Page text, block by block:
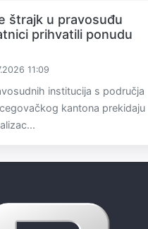
štrajk u pravosuđu
prihvatili ponudu
11:09
institucija s područja
kantona prekidaju